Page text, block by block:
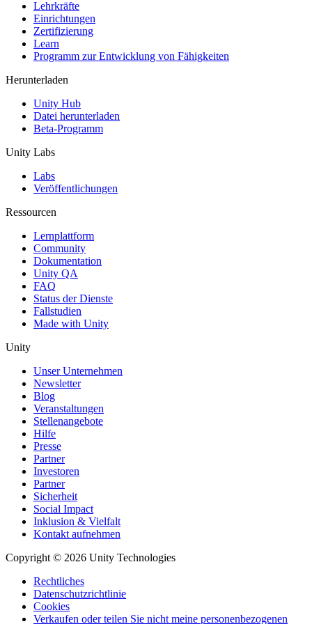
XR-Spiele
XR-Spiele plattformübergreifend starten
Multiplayer-Spiele
Vereinfachte Entwicklung von Multiplayer-Spielen
Lehrkräfte
Einrichtungen
Zertifizierung
Learn
Programm zur Entwicklung von Fähigkeiten
Herunterladen
Unity Hub
Datei herunterladen
Beta-Programm
Unity Labs
Labs
Veröffentlichungen
Ressourcen
Lernplattform
Community
Dokumentation
Unity QA
FAQ
Status der Dienste
Fallstudien
Made with Unity
Unity
Unser Unternehmen
Newsletter
Blog
Veranstaltungen
Stellenangebote
Hilfe
Presse
Partner
Investoren
Partner
Sicherheit
Social Impact
Inklusion & Vielfalt
Kontakt aufnehmen
Copyright © 2026 Unity Technologies
Rechtliches
Datenschutzrichtlinie
Cookies
Verkaufen oder teilen Sie nicht meine personenbezogenen